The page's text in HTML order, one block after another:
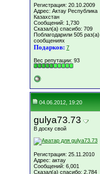
Регистрация: 20.10.2009
Адрес: Актау Республика
Казахстан
Сообщений: 1,730
Сказал(а) спасибо: 709
Поблагодарили 505
сообщениях
Подарков: 7
Вес репутации: 93
04.06.2012, 19:20
gulya73.73
В доску свой
Регистрация: 25.11.2010
Адрес: актау
Сообщений: 6,001
Сказал(а) спасибо: 2,784